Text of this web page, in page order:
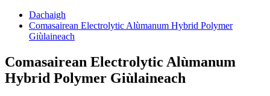
Dachaigh
Comasairean Electrolytic Alùmanum Hybrid Polymer
Giùlaineach
Comasairean Electrolytic Alùmanum
Hybrid Polymer Giùlaineach